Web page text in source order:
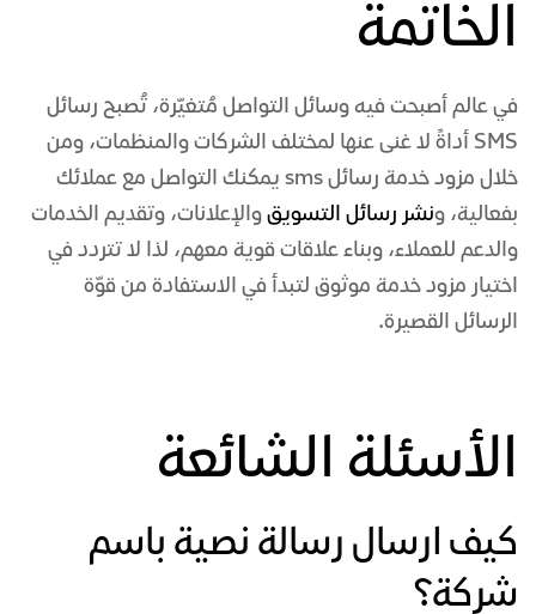
الخاتمة
في عالم أصبحت فيه وسائل التواصل مُتغيّرة، تُصبح رسائل
SMS أداةً لا غنى عنها لمختلف الشركات والمنظمات، ومن
خلال مزود خدمة رسائل sms
يمكنك التواصل مع عملائك
بفعالية، ونشر رسائل التسويقوالإعلانات، وتقديم الخدمات
والدعم للعملاء، وبناء علاقات قوية معهم، لذا لا تتردد في
اختيار مزود خدمة موثوق لتبدأ في الاستفادة من قوّة
الرسائل القصيرة.
الأسئلة الشائعة
كيف ارسال رسالة نصية باسم
شركة؟